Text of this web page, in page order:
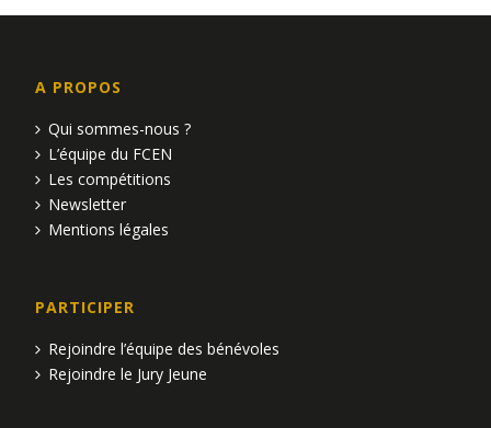
A PROPOS
Qui sommes-nous ?
L’équipe du FCEN
Les compétitions
Newsletter
Mentions légales
PARTICIPER
Rejoindre l’équipe des bénévoles
Rejoindre le Jury Jeune